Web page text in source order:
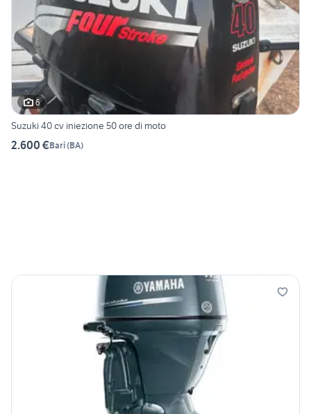
6
Suzuki 40 cv iniezione 50 ore di moto
2.600 €Bari(BA)